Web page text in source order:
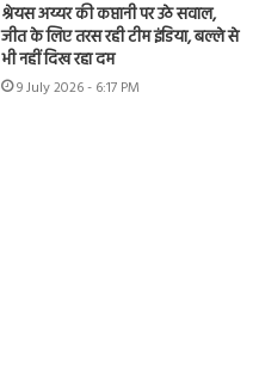
श्रेयस अय्यर की कप्तानी पर उठे सवाल,
जीत के लिए तरस रही टीम इंडिया, बल्ले से
भी नहीं दिख रहा दम
9 July 2026 - 6:17 PM